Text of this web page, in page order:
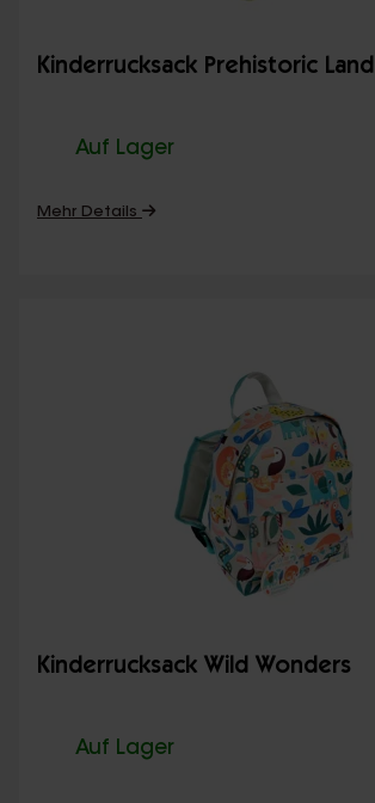
Kinderrucksack Prehistoric Land
Auf Lager
Mehr Details
Kinderrucksack Wild Wonders
Auf Lager